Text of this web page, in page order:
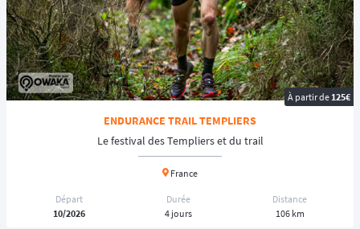
À partir de 125€
ENDURANCE TRAIL TEMPLIERS
Le festival des Templiers et du trail
France
Départ
10/2026
Durée
4 jours
Distance
106 km